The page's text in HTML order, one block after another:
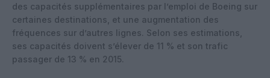
des capacités supplémentaires par l’emploi de Boeing sur
certaines destinations, et une augmentation des
fréquences sur d’autres lignes. Selon ses estimations,
ses capacités doivent s’élever de 11 % et son trafic
passager de 13 % en 2015.